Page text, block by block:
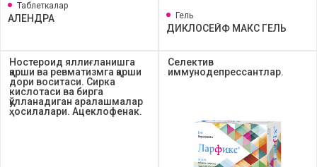
Таблеткалар
АЛЕНДРА Гель
ДИКЛОСЕЙФ МАКС ГЕЛЬ
Ностероид яллиғланишга
қарши ва ревматизмга қарши
дори воситаси. Сирка
кислотаси ва бирга
қўлланадиган аралашмалар
ҳосилалари. Ацеклофенак.
Селектив
иммунодепрессантлар.